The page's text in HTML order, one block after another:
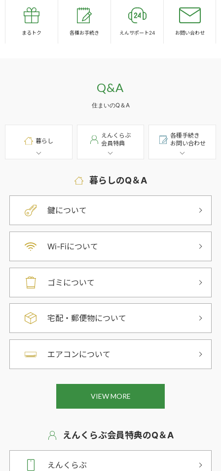
まるトク 各種お手続き えんサポート24 お問い合わせ
Q&A
住まいのQ＆A
暮らし
えんくらぶ
会員特典
各種手続き
お問い合わせ
暮らしのQ＆A
鍵について
Wi-Fiについて
ゴミについて
宅配・郵便物について
エアコンについて
VIEW MORE
えんくらぶ会員特典のQ＆A
えんくらぶ